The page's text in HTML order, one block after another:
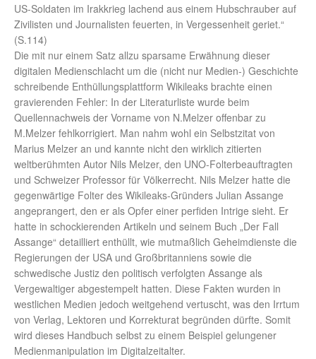
US-Soldaten im Irakkrieg lachend aus einem Hubschrauber auf
Zivilisten und Journalisten feuerten, in Vergessenheit geriet.“
(S.114)
Die mit nur einem Satz allzu sparsame Erwähnung dieser
digitalen Medienschlacht um die (nicht nur Medien-) Geschichte
schreibende Enthüllungsplattform Wikileaks brachte einen
gravierenden Fehler: In der Literaturliste wurde beim
Quellennachweis der Vorname von N.Melzer offenbar zu
M.Melzer fehlkorrigiert. Man nahm wohl ein Selbstzitat von
Marius Melzer an und kannte nicht den wirklich zitierten
weltberühmten Autor Nils Melzer, den UNO-Folterbeauftragten
und Schweizer Professor für Völkerrecht. Nils Melzer hatte die
gegenwärtige Folter des Wikileaks-Gründers Julian Assange
angeprangert, den er als Opfer einer perfiden Intrige sieht. Er
hatte in schockierenden Artikeln und seinem Buch „Der Fall
Assange“ detailliert enthüllt, wie mutmaßlich Geheimdienste die
Regierungen der USA und Großbritanniens sowie die
schwedische Justiz den politisch verfolgten Assange als
Vergewaltiger abgestempelt hatten. Diese Fakten wurden in
westlichen Medien jedoch weitgehend vertuscht, was den Irrtum
von Verlag, Lektoren und Korrekturat begründen dürfte. Somit
wird dieses Handbuch selbst zu einem Beispiel gelungener
Medienmanipulation im Digitalzeitalter.